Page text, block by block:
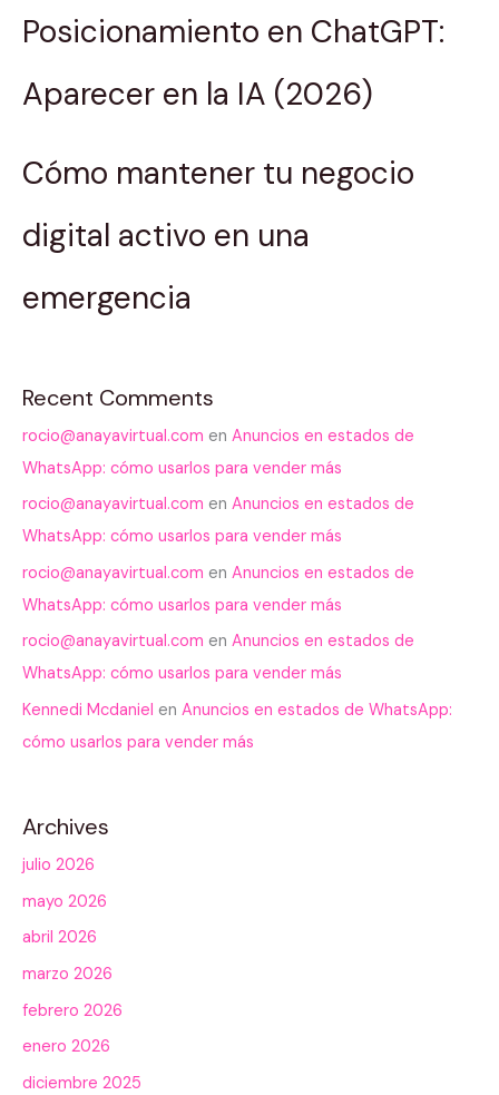
Posicionamiento en ChatGPT:
Aparecer en la IA (2026)
Cómo mantener tu negocio
digital activo en una
emergencia
Recent Comments
rocio@anayavirtual.com en Anuncios en estados de
WhatsApp: cómo usarlos para vender más
rocio@anayavirtual.com en Anuncios en estados de
WhatsApp: cómo usarlos para vender más
rocio@anayavirtual.com en Anuncios en estados de
WhatsApp: cómo usarlos para vender más
rocio@anayavirtual.com en Anuncios en estados de
WhatsApp: cómo usarlos para vender más
Kennedi Mcdaniel en Anuncios en estados de WhatsApp:
cómo usarlos para vender más
Archives
julio 2026
mayo 2026
abril 2026
marzo 2026
febrero 2026
enero 2026
diciembre 2025